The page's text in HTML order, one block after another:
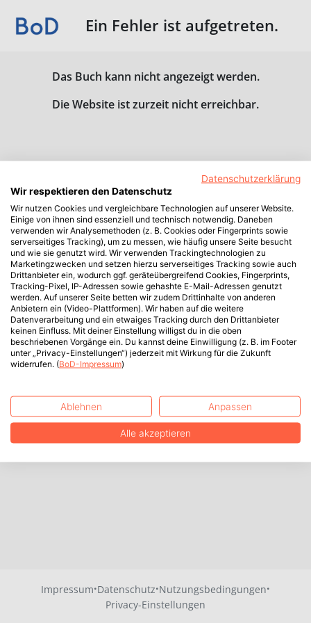
Ein Fehler ist aufgetreten.
Das Buch kann nicht angezeigt werden.
Die Website ist zurzeit nicht erreichbar.
Impressum·Datenschutz·Nutzungsbedingungen·
Privacy-Einstellungen
Datenschutzerklärung
Wir respektieren den Datenschutz
Wir nutzen Cookies und vergleichbare Technologien auf unserer Website.
Einige von ihnen sind essenziell und technisch notwendig. Daneben
verwenden wir Analysemethoden (z. B. Cookies oder Fingerprints sowie
serverseitiges Tracking), um zu messen, wie häufig unsere Seite besucht
und wie sie genutzt wird. Wir verwenden Trackingtechnologien zu
Marketingzwecken und setzen hierzu serverseitiges Tracking sowie auch
Drittanbieter ein, wodurch ggf. geräteübergreifend Cookies, Fingerprints,
Tracking-Pixel, IP-Adressen sowie gehashte E-Mail-Adressen genutzt
werden. Auf unserer Seite betten wir zudem Drittinhalte von anderen
Anbietern ein (Video-Plattformen). Wir haben auf die weitere
Datenverarbeitung und ein etwaiges Tracking durch den Drittanbieter
keinen Einfluss. Mit deiner Einstellung willigst du in die oben
beschriebenen Vorgänge ein. Du kannst deine Einwilligung (z. B. im Footer
unter „Privacy-Einstellungen“) jederzeit mit Wirkung für die Zukunft
widerrufen. (BoD-Impressum)
Ablehnen Anpassen
Alle akzeptieren